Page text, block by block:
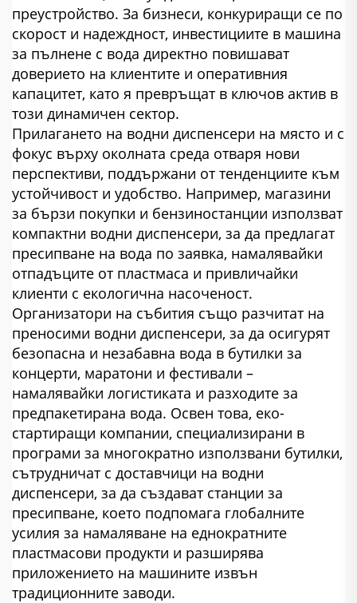
преустройство. За бизнеси, конкуриращи се по
скорост и надеждност, инвестициите в машина
за пълнене с вода директно повишават
доверието на клиентите и оперативния
капацитет, като я превръщат в ключов актив в
този динамичен сектор.
Прилагането на водни диспенсери на място и с
фокус върху околната среда отваря нови
перспективи, поддържани от тенденциите към
устойчивост и удобство. Например, магазини
за бързи покупки и бензиностанции използват
компактни водни диспенсери, за да предлагат
пресипване на вода по заявка, намалявайки
отпадъците от пластмаса и привличайки
клиенти с екологична насоченост.
Организатори на събития също разчитат на
преносими водни диспенсери, за да осигурят
безопасна и незабавна вода в бутилки за
концерти, маратони и фестивали –
намалявайки логистиката и разходите за
предпакетирана вода. Освен това, еко-
стартиращи компании, специализирани в
програми за многократно използвани бутилки,
сътрудничат с доставчици на водни
диспенсери, за да създават станции за
пресипване, което подпомага глобалните
усилия за намаляване на еднократните
пластмасови продукти и разширява
приложението на машините извън
традиционните заводи.